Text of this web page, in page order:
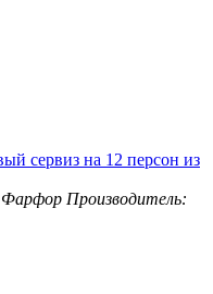
сервиз на 12 персон из
Производитель: